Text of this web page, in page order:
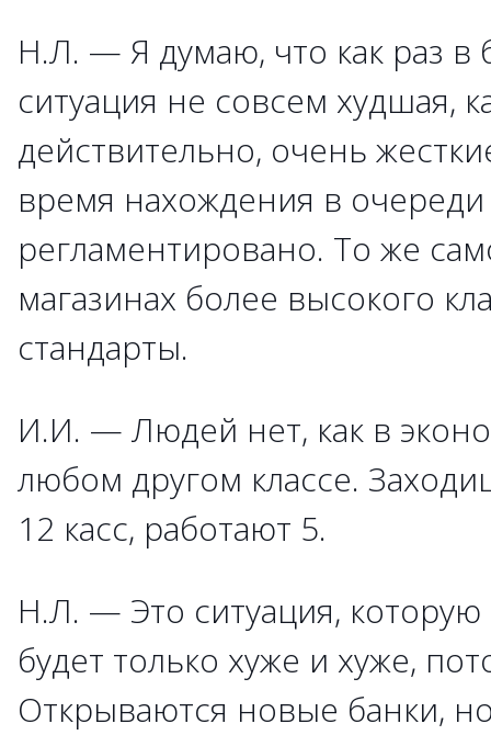
Н.Л. — Я думаю, что как раз в
ситуация не совсем худшая,
действительно, очень
время нахождения в
регламентировано. То же
магазинах более высокого
стандарты.
И.И. — Людей нет, как в
любом другом классе.
12 касс, работают 5.
Н.Л. — Это ситуация,
будет только хуже и хуже,
Открываются новые банки,